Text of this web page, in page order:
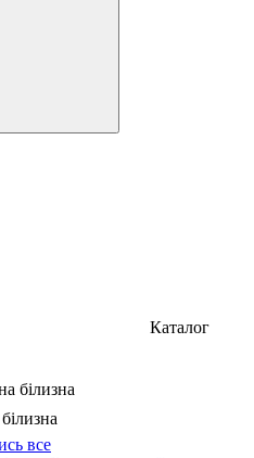
Каталог
все